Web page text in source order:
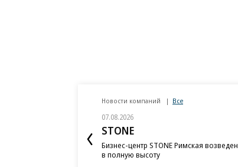
Новости компаний Все
07.08.2026
STONE
Бизнес-центр STONE Римская возведен
в полную высоту